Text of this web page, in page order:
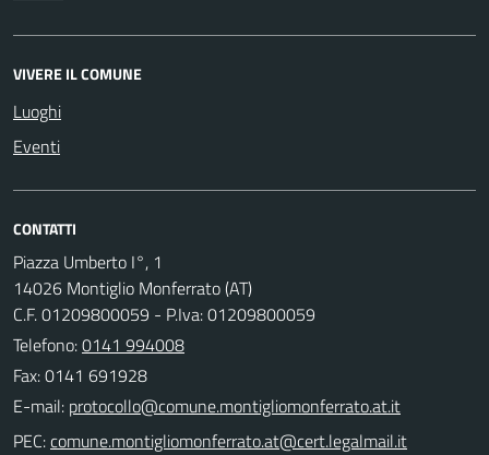
VIVERE IL COMUNE
Luoghi
Eventi
CONTATTI
Piazza Umberto I°, 1
14026 Montiglio Monferrato (AT)
C.F. 01209800059 - P.Iva: 01209800059
Telefono:0141 994008
Fax: 0141 691928
E-mail:
PEC: